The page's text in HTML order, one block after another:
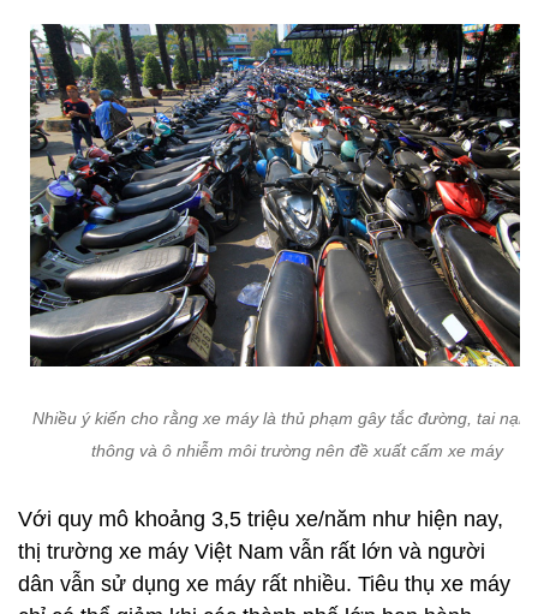
Nhiều ý kiến cho rằng xe máy là thủ phạm gây tắc đường, tai nạn
thông và ô nhiễm môi trường nên đề xuất cấm xe máy
Với quy mô khoảng 3,5 triệu xe/năm như hiện nay,
thị trường xe máy Việt Nam vẫn rất lớn và người
dân vẫn sử dụng xe máy rất nhiều. Tiêu thụ xe máy